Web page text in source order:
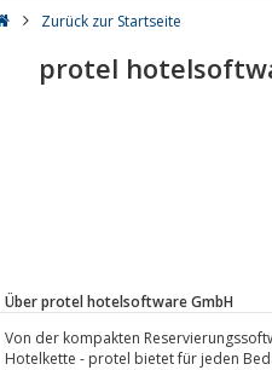
Zurück zur Startseite
protel
Über protel hotelsoftware GmbH
Von der kompakten
Hotelkette - protel bietet für jeden